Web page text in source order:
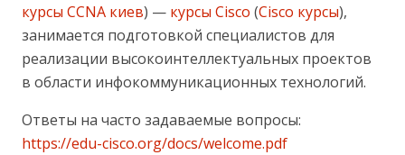
курсы CCNA киев) — курсы Cisco (Cisco курсы),
занимается подготовкой специалистов для
реализации высокоинтеллектуальных проектов
в области инфокоммуникационных технологий.
Ответы на часто задаваемые вопросы:
https://edu-cisco.org/docs/welcome.pdf